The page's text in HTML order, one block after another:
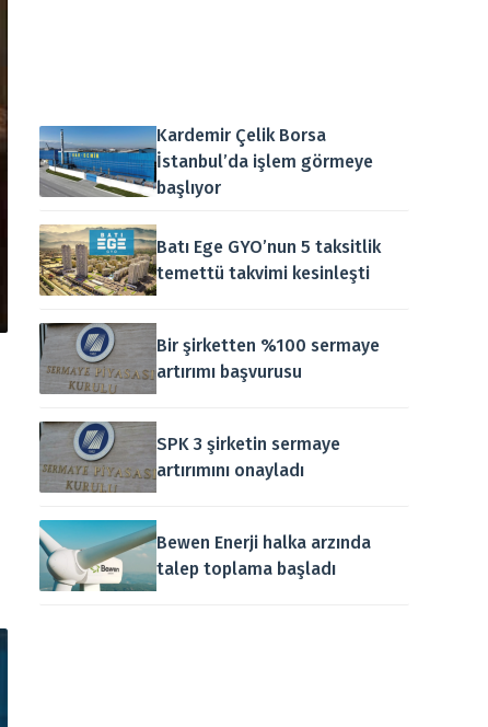
Kardemir Çelik Borsa
İstanbul’da işlem görmeye
başlıyor
Batı Ege GYO’nun 5 taksitlik
temettü takvimi kesinleşti
Bir şirketten %100 sermaye
artırımı başvurusu
SPK 3 şirketin sermaye
artırımını onayladı
Bewen Enerji halka arzında
talep toplama başladı